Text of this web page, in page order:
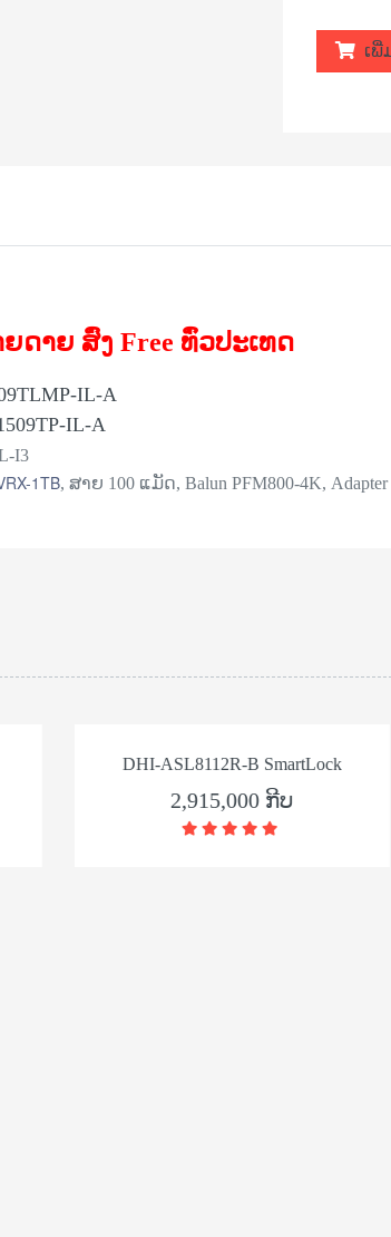
ເພີ່
ຍດາຍ ສົ່ງ Free ທົ່ວປະເທດ
IL-A
IL-A
I3
1TB, ສາຍ 100 ແມັດ, Balun PFM800-4K,
DHI-ASL8112R-B SmartLock
2,915,000 ກີບ